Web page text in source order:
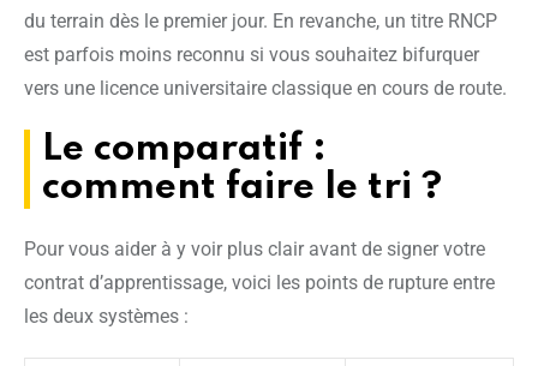
du terrain dès le premier jour. En revanche, un titre RNCP
est parfois moins reconnu si vous souhaitez bifurquer
vers une licence universitaire classique en cours de route.
Le comparatif :
comment faire le tri ?
Pour vous aider à y voir plus clair avant de signer votre
contrat d’apprentissage, voici les points de rupture entre
les deux systèmes :